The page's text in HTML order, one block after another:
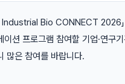
Industrial Bio CONNECT 2026」
이션 프로그램 참여할 기업·연구
많은 참여를 바랍니다.